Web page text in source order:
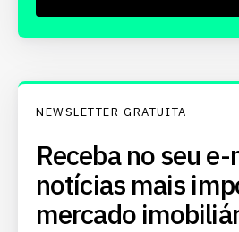
NEWSLETTER GRATUITA
Receba no seu
notícias mais
mercado